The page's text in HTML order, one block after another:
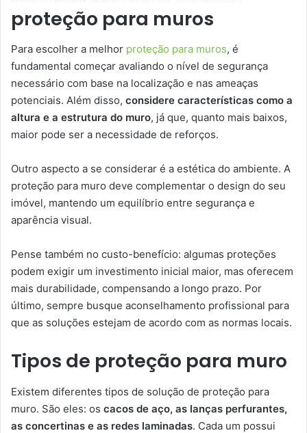
proteção para muros
Para escolher a melhor proteção para muros, é
fundamental começar avaliando o nível de segurança
necessário com base na localização e nas ameaças
potenciais. Além disso, considere características como a
altura e a estrutura do muro, já que, quanto mais baixos,
maior pode ser a necessidade de reforços.
Outro aspecto a se considerar é a estética do ambiente. A
proteção para muro deve complementar o design do seu
imóvel, mantendo um equilíbrio entre segurança e
aparência visual.
Pense também no custo-benefício: algumas proteções
podem exigir um investimento inicial maior, mas oferecem
mais durabilidade, compensando a longo prazo. Por
último, sempre busque aconselhamento profissional para
que as soluções estejam de acordo com as normas locais.
Tipos de proteção para muro
Existem diferentes tipos de solução de proteção para
muro. São eles: os cacos de aço, as lanças perfurantes,
as concertinas e as redes laminadas. Cada um possui